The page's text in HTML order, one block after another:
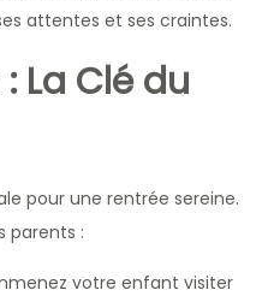
attentes et ses craintes.
La Clé du
pour une rentrée sereine.
parents :
votre enfant visiter